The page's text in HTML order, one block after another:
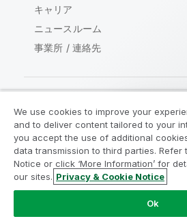
キャリア
ニュースルーム
事業所 / 連絡先
Qlik コミュニティ
法的契約 製品規約
Legal
リーガルポリシー
利用規約
Do Not Share My Info
Copyright © 1993-2026 QlikTech
We use cookies to improve your
and to deliver content tailored to your
you accept the use of additional
data transmission to third parties. Refer
Notice or click ‘More Information’ for
our sites. Privacy & Cookie Notice
Ok